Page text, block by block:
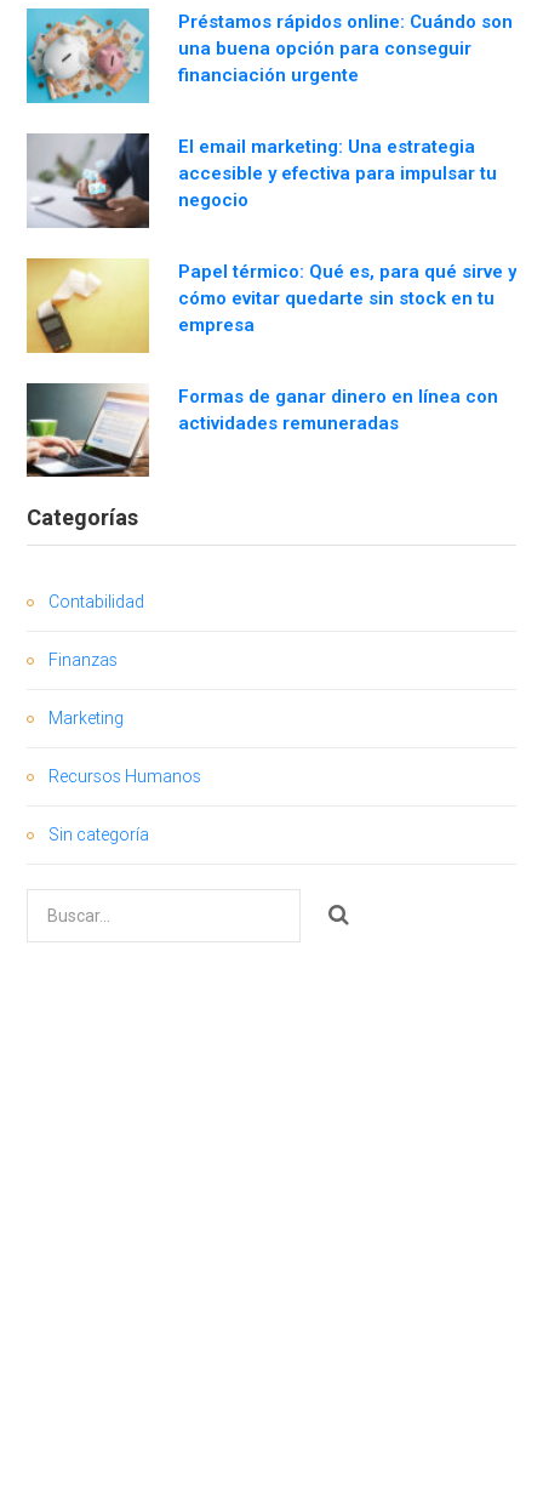
Préstamos rápidos online: Cuándo son
una buena opción para conseguir
financiación urgente
El email marketing: Una estrategia
accesible y efectiva para impulsar tu
negocio
Papel térmico: Qué es, para qué sirve y
cómo evitar quedarte sin stock en tu
empresa
Formas de ganar dinero en línea con
actividades remuneradas
Categorías
Contabilidad
Finanzas
Marketing
Recursos Humanos
Sin categoría
por: